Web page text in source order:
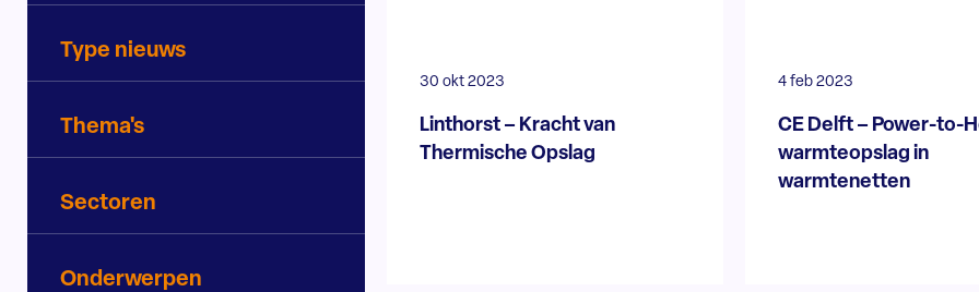
Type nieuws
Thema's
Sectoren
Onderwerpen
30 okt 2023
Linthorst – Kracht van
Thermische Opslag
4 feb 2023
CE Delft – Power-to-
warmteopslag in
warmtenetten